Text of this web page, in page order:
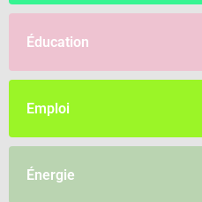
Éducation
Emploi
Énergie